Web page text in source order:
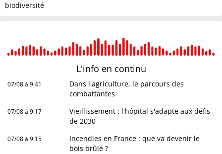
biodiversité
L'info en continu
07/08 à 9:41
Dans l'agriculture, le parcours des
combattantes
07/08 à 9:17
Vieillissement : l'hôpital s'adapte aux défis
de 2030
07/08 à 9:15
Incendies en France : que va devenir le
bois brûlé ?